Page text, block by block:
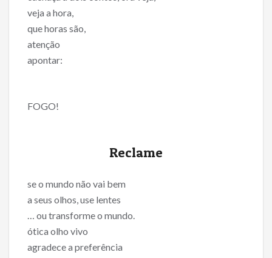
veja a hora,
que horas são,
atenção
apontar:
FOGO!
Reclame
se o mundo não vai bem
a seus olhos, use lentes
… ou transforme o mundo.
ótica olho vivo
agradece a preferência